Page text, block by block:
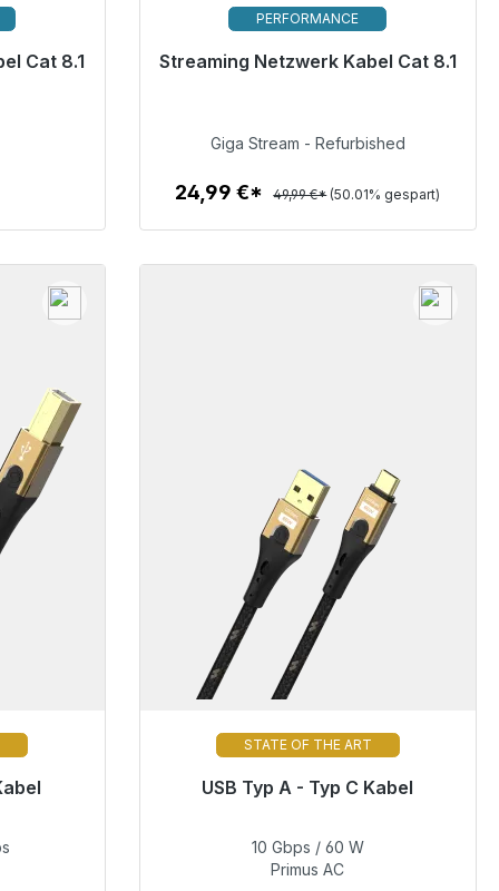
Cat 8.1
48h*
PERFORMANCE
Streaming Netzwerk Kabel Cat 8.1
Sofort versandfertig, Lieferzeit 48h*
Zum Artikel
Giga Stream - Refurbished
24,99 €* 49,99 €* (50.01% gespart)
STATE OF THE ART
USB Typ A - Typ C Kabel
Sofort versandfertig, Lieferzeit 48h*
49,99 €
10 Gbps / 60 W
Primus AC